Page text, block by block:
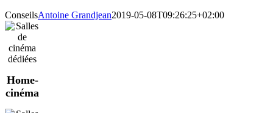
ConseilsAntoine Grandjean2019-05-08T09:26:25+02:00
Home-
cinéma